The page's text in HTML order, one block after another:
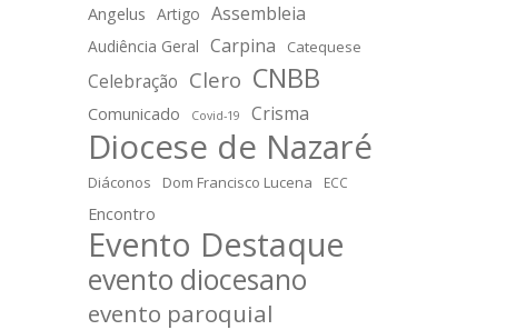
Angelus Artigo Assembleia
Audiência Geral Carpina Catequese
Celebração Clero CNBB
Comunicado Covid-19 Crisma
Diocese de Nazaré
Diáconos Dom Francisco Lucena ECC
Encontro
Evento Destaque
evento diocesano
evento paroquial